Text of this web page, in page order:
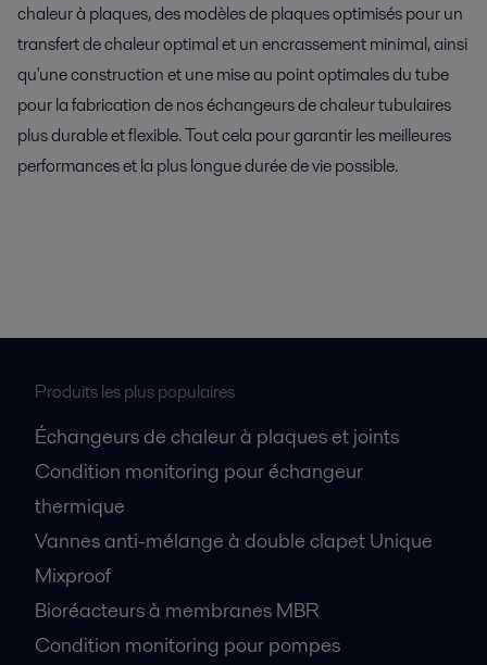
chaleur à plaques, des modèles de plaques optimisés pour un
transfert de chaleur optimal et un encrassement minimal, ainsi
qu'une construction et une mise au point optimales du tube
pour la fabrication de nos échangeurs de chaleur tubulaires
plus durable et flexible. Tout cela pour garantir les meilleures
performances et la plus longue durée de vie possible.
Produits les plus populaires
Échangeurs de chaleur à plaques et joints
Condition monitoring pour échangeur
thermique
Vannes anti-mélange à double clapet Unique
Mixproof
Bioréacteurs à membranes MBR
Condition monitoring pour pompes